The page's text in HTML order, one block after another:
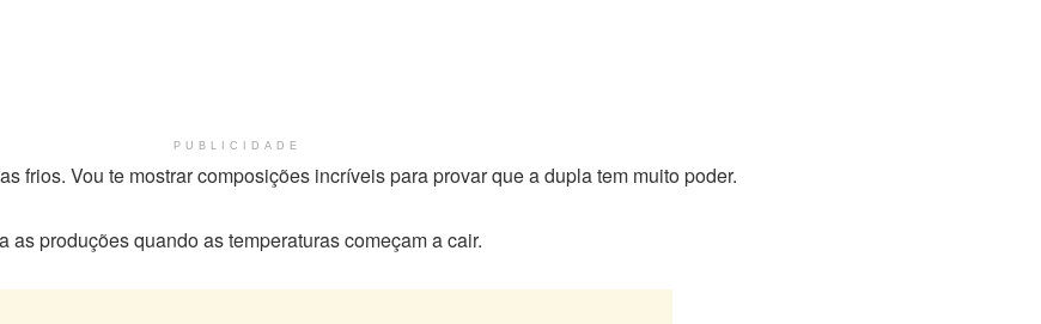
PUBLICIDADE
frios. Vou te mostrar composições incríveis para provar que a dupla tem muito poder.
as produções quando as temperaturas começam a cair.